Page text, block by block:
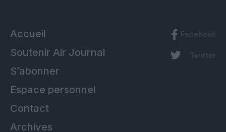
Accueil
Soutenir Air Journal
S’abonner
Espace personnel
Contact
Archives